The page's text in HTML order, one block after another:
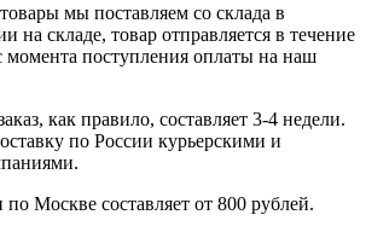
мы поставляем со склада в
на складе, товар отправляется в течение
момента поступления оплаты на наш
как правило, составляет 3-4 недели.
по России курьерскими и
Москве составляет от 800 рублей.